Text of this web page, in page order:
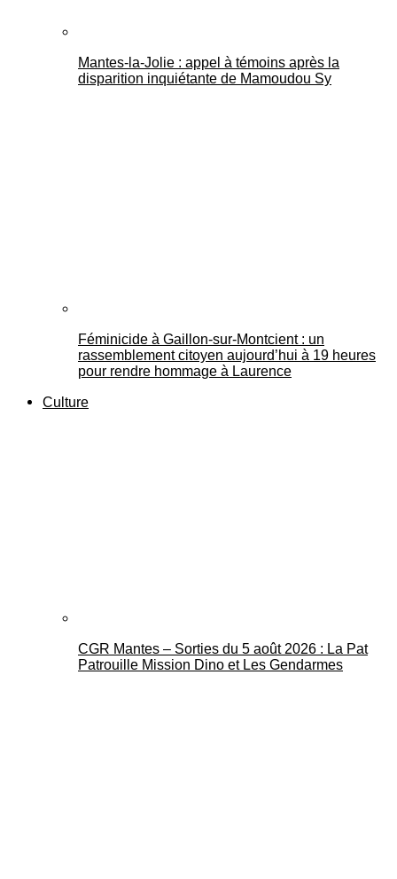
Mantes-la-Jolie : appel à témoins après la
disparition inquiétante de Mamoudou Sy
Féminicide à Gaillon‑sur‑Montcient : un
rassemblement citoyen aujourd’hui à 19 heures
pour rendre hommage à Laurence
Culture
CGR Mantes – Sorties du 5 août 2026 : La Pat
Patrouille Mission Dino et Les Gendarmes